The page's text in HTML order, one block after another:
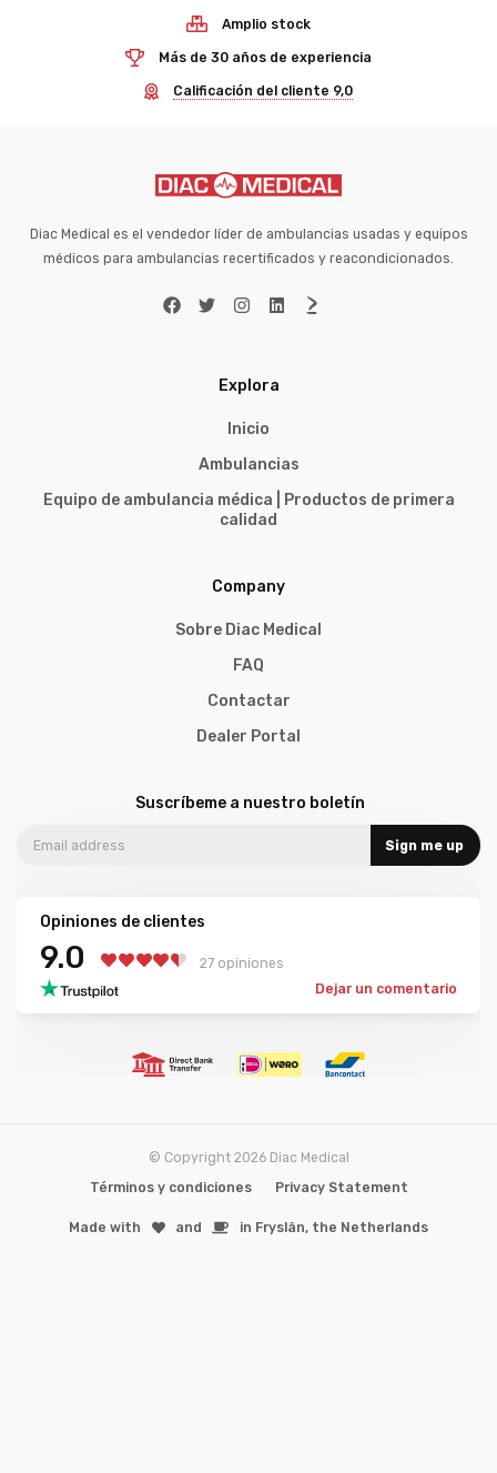
Amplio stock
Más de 30 años de experiencia
Calificación del cliente 9,0
Diac Medical es el vendedor líder de ambulancias usadas y equipos
médicos para ambulancias recertificados y reacondicionados.
Explora
Inicio
Ambulancias
Equipo de ambulancia médica | Productos de primera
calidad
Company
Sobre Diac Medical
FAQ
Contactar
Dealer Portal
Suscríbeme a nuestro boletín
Sign me up
Opiniones de clientes
9.0
27 opiniones
Dejar un comentario
© Copyright 2026 Diac Medical
Términos y condiciones
Privacy Statement
Made with ️and in Fryslân, the Netherlands